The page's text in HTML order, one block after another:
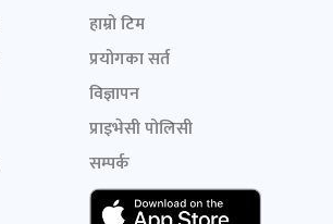
हाम्रो टिम
प्रयोगका सर्त
विज्ञापन
प्राइभेसी पोलिसी
सम्पर्क